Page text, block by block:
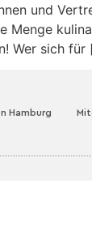
und
Menge
Wer sich für
Hamburg